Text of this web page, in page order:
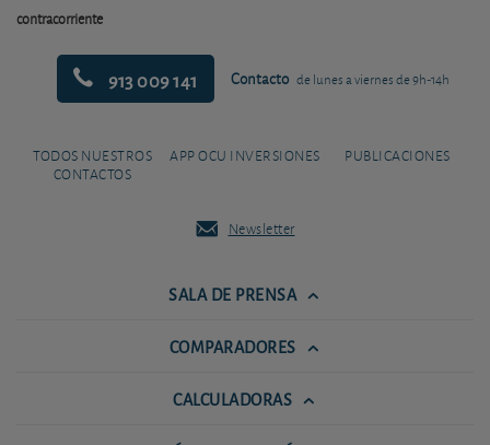
contracorriente
913 009 141 Contacto de lunes a viernes de 9h-14h
TODOS NUESTROS
CONTACTOS
APP OCU INVERSIONES PUBLICACIONES
Newsletter
SALA DE PRENSA
COMPARADORES
CALCULADORAS